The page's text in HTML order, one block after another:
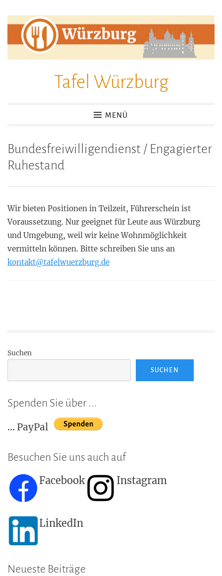
Inhalt
springen
Tafel Würzburg
MENÜ
Bundesfreiwilligendienst / Engagierter
Ruhestand
Wir bieten Positionen in Teilzeit, Führerschein ist
Voraussetzung. Nur geeignet für Leute aus Würzburg
und Umgebung, weil wir keine Wohnmöglichkeit
vermitteln können. Bitte schreiben Sie uns an
kontakt@tafelwuerzburg.de
Suchen
SUCHEN
Spenden Sie über ...
... PayPal
Besuchen Sie uns auch auf
Facebook Instagram
LinkedIn
Neueste Beiträge